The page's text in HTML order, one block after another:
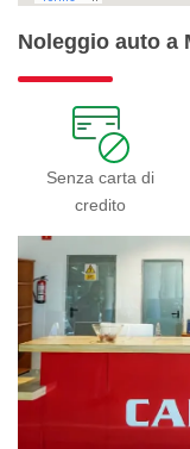
Noleggio auto a
Senza carta di
credito